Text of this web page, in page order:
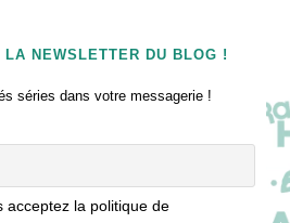
LA NEWSLETTER DU BLOG !
séries dans votre messagerie !
acceptez la politique de